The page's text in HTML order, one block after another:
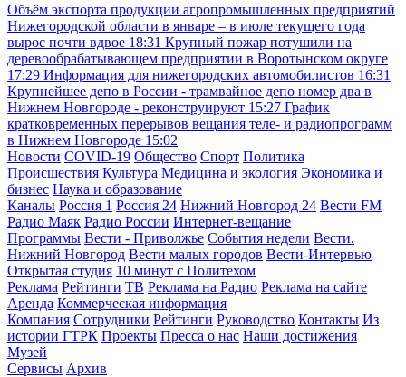
Объём экспорта продукции агропромышленных предприятий
Нижегородской области в январе – в июле текущего года
вырос почти вдвое 18:31 Крупный пожар потушили на
деревообрабатывающем предприятии в Воротынском округе
17:29 Информация для нижегородских автомобилистов 16:31
Крупнейшее депо в России - трамвайное депо номер два в
Нижнем Новгороде - реконструируют 15:27 График
кратковременных перерывов вещания теле- и радиопрограмм
в Нижнем Новгороде 15:02
Новости COVID-19 Общество Спорт Политика
Происшествия Культура Медицина и экология Экономика и
бизнес Наука и образование
Каналы Россия 1 Россия 24 Нижний Новгород 24 Вести FM
Радио Маяк Радио России Интернет-вещание
Программы Вести - Приволжье События недели Вести.
Нижний Новгород Вести малых городов Вести-Интервью
Открытая студия 10 минут с Политехом
Реклама Рейтинги ТВ Реклама на Радио Реклама на сайте
Аренда Коммерческая информация
Компания Сотрудники Рейтинги Руководство Контакты Из
истории ГТРК Проекты Пресса о нас Наши достижения
Музей
Сервисы Архив